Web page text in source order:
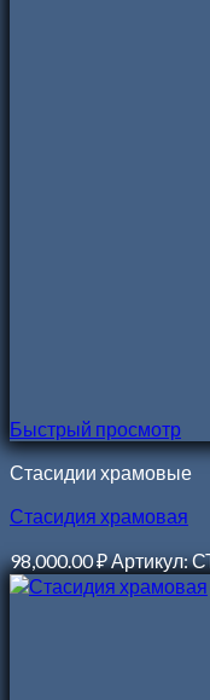
Быстрый просмотр
Стасидии храмовые
Стасидия храмовая
98,000.00₽Артикул: